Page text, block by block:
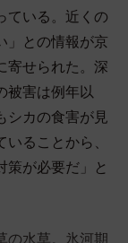
ている。近くの
」との情報が京
寄せられた。深
被害は例年以
シカの食害が見
ることから、
策が必要だ」と
の水草。氷河期